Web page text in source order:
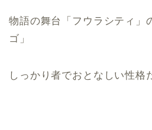
物語の舞台「フウラシティ」
ゴ」
しっかり者でおとなしい性格